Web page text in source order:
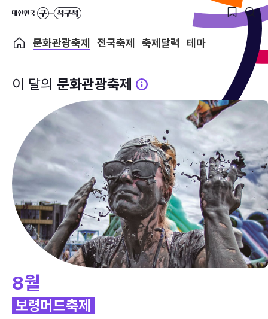
문화관광축제 전국축제 축제달력 테마
이 달의 문화관광축제
8월
보령머드축제